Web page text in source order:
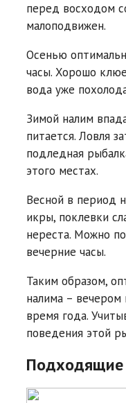
перед восходом
малоподвижен.
Осенью
часы. Хорошо
вода уже
Зимой налим
питается. Ловля
подледная
этого местах.
Весной в период
икры, поклевки
нереста. Можно
вечерние часы.
Таким образом,
налима – вечером
время года.
поведения этой
Подходящие